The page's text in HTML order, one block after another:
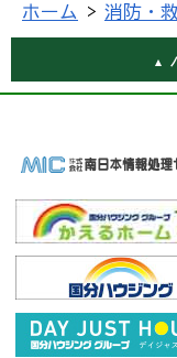
ホーム > 消防・